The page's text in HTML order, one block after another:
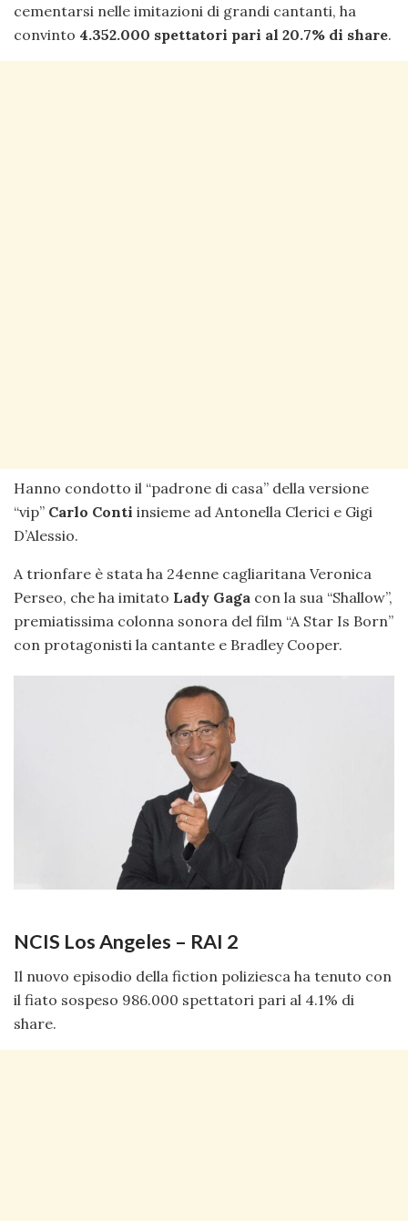
cementarsi nelle imitazioni di grandi cantanti, ha
convinto 4.352.000 spettatori pari al 20.7% di share.
Hanno condotto il “padrone di casa” della versione
“vip” Carlo Conti insieme ad Antonella Clerici e Gigi
D’Alessio.
A trionfare è stata ha 24enne cagliaritana Veronica
Perseo, che ha imitato Lady Gaga con la sua “Shallow”,
premiatissima colonna sonora del film “A Star Is Born”
con protagonisti la cantante e Bradley Cooper.
NCIS Los Angeles – RAI 2
Il nuovo episodio della fiction poliziesca ha tenuto con
il fiato sospeso 986.000 spettatori pari al 4.1% di
share.